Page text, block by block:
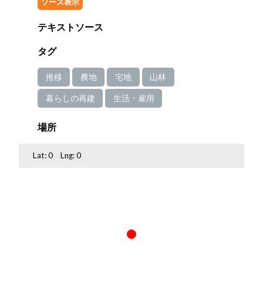
テキストソース
タグ
推移 農地 宅地 山林
暮らしの再建 生活・雇用
場所
Lat:0 Lng:0